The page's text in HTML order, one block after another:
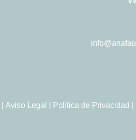
Aviso Legal Política de Privacidad